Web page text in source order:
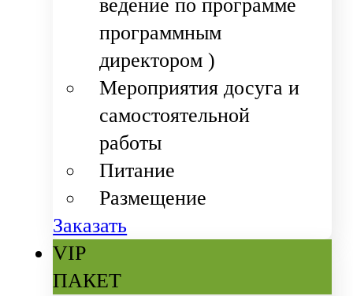
ведение по программе
программным
директором )
Мероприятия досуга и
самостоятельной
работы
Питание
Размещение
Заказать
VIP
ПАКЕТ